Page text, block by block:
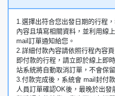
1.選擇出符合您出發日期的行程
內容且填寫相關資料，並利用線
mail訂單通知給您。
2.詳細付款內容請依照行程內容
即付款的行程，請立即於線上即
站系統將自動取消訂單，不會保
3.付款完成後，系統會 mail封付
人員訂單確認OK後，最晚於出